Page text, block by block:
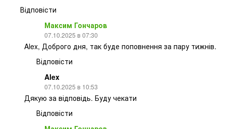
Відповісти
Максим Гончаров
07.10.2025 в 07:30
Alex, Доброго дня, так буде поповнення за пару тижнів.
Відповісти
Alex
07.10.2025 в 10:53
Дякую за відповідь. Буду чекати
Відповісти